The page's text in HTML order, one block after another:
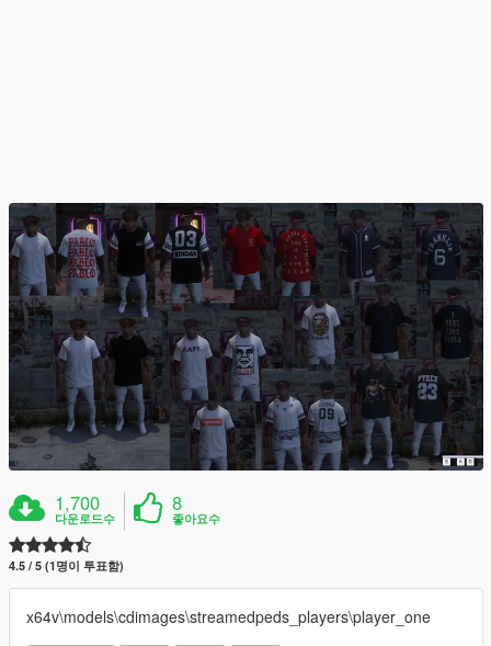
1,700
다운로드수
8
좋아요수
4.5 / 5 (1명이 투표함)
x64v\models\cdimages\streamedpeds_players\player_one